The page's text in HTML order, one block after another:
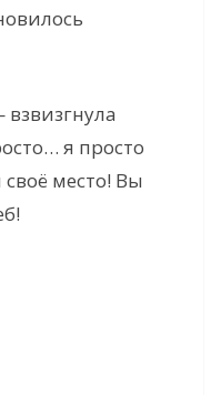
я просто
место! Вы